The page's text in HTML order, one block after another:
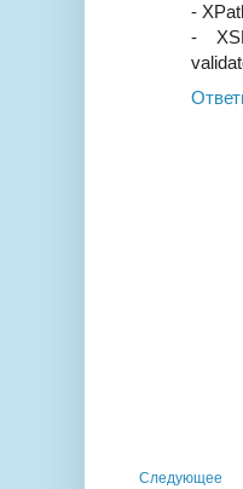
-
-
Следующее